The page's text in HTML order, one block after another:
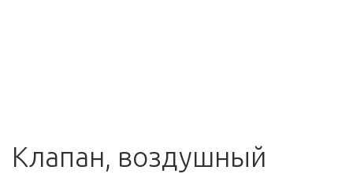
Клапан, воздушный